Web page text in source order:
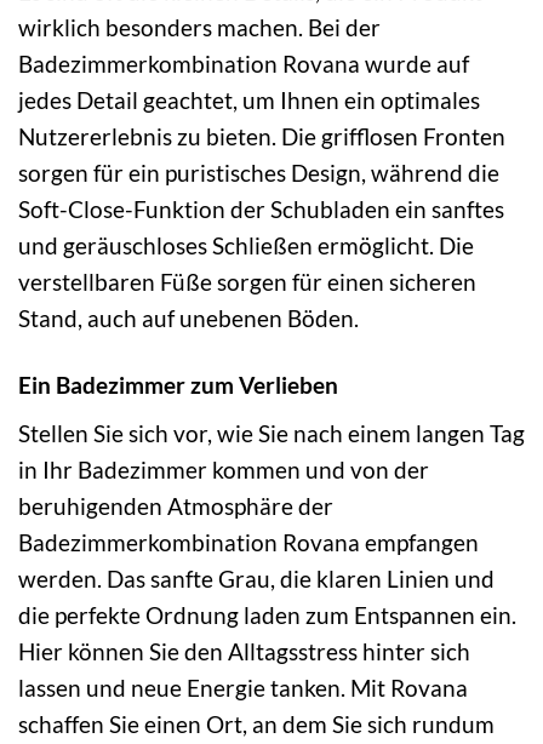
wirklich besonders machen. Bei der
Badezimmerkombination Rovana wurde auf
jedes Detail geachtet, um Ihnen ein optimales
Nutzererlebnis zu bieten. Die grifflosen Fronten
sorgen für ein puristisches Design, während die
Soft-Close-Funktion der Schubladen ein sanftes
und geräuschloses Schließen ermöglicht. Die
verstellbaren Füße sorgen für einen sicheren
Stand, auch auf unebenen Böden.
Ein Badezimmer zum Verlieben
Stellen Sie sich vor, wie Sie nach einem langen Tag
in Ihr Badezimmer kommen und von der
beruhigenden Atmosphäre der
Badezimmerkombination Rovana empfangen
werden. Das sanfte Grau, die klaren Linien und
die perfekte Ordnung laden zum Entspannen ein.
Hier können Sie den Alltagsstress hinter sich
lassen und neue Energie tanken. Mit Rovana
schaffen Sie einen Ort, an dem Sie sich rundum